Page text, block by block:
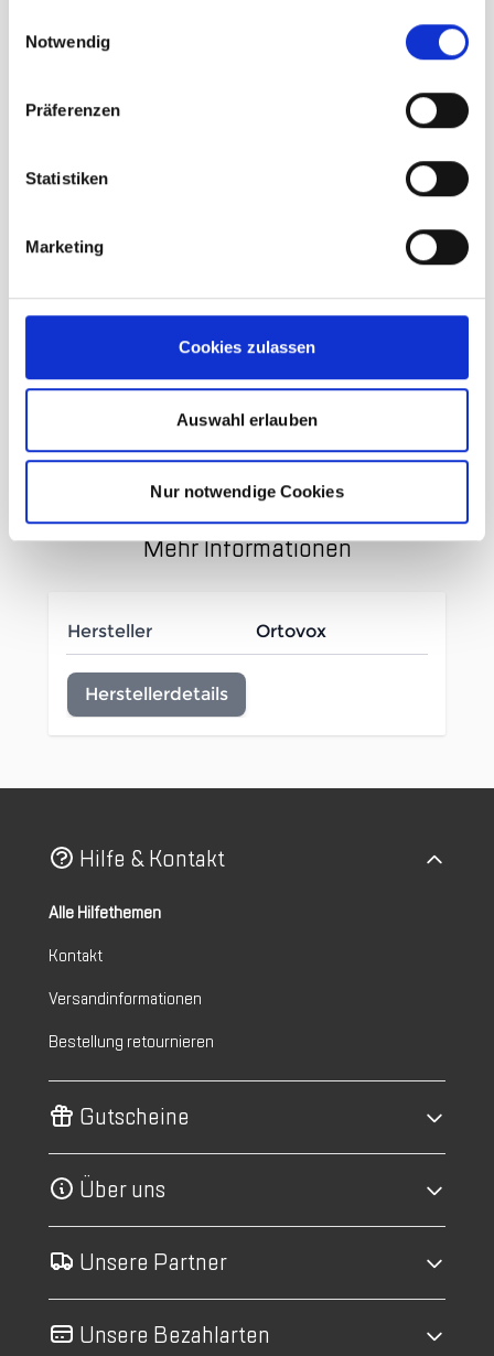
Notwendig
Präferenzen
Statistiken
Marketing
Cookies zulassen
Auswahl erlauben
Nur notwendige Cookies
Ortovox Probe Alu 240 PFA
Quick-Release-Hülle
Stahlkabel Zugsystem
Tiefenmarkierung
Visuelles Leitsystem
Mehr Informationen
Hersteller Ortovox
Herstellerdetails
Hilfe & Kontakt
Alle Hilfethemen
Kontakt
Versandinformationen
Bestellung retournieren
Gutscheine
Über uns
Unsere Partner
Unsere Bezahlarten